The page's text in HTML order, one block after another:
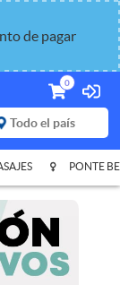
de pagar
0
PONTE